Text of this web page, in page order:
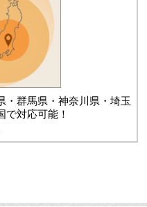
・群馬県・神奈川県・埼玉
で対応可能！